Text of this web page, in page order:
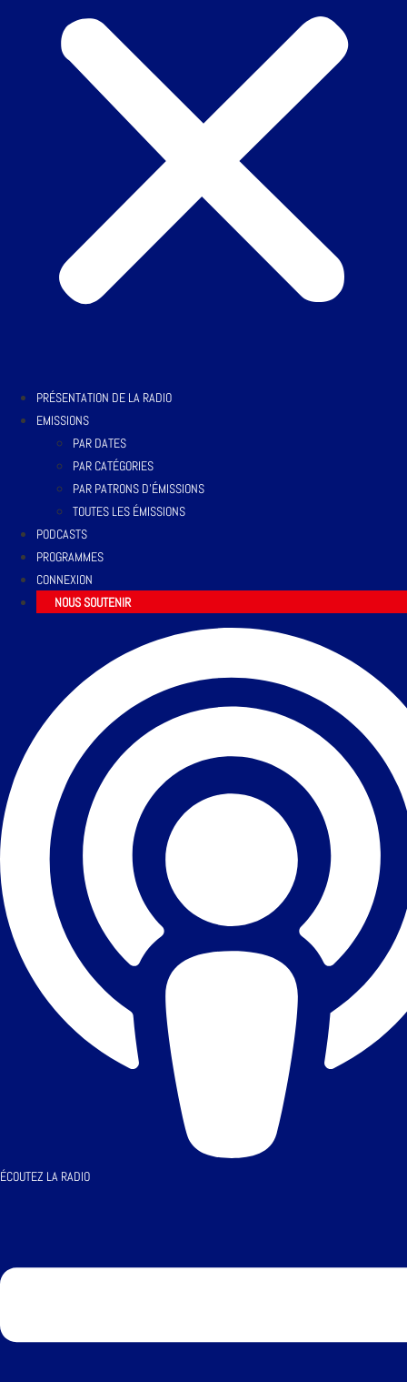
PRÉSENTATION DE LA RADIO
EMISSIONS
PAR DATES
PAR CATÉGORIES
PAR PATRONS D’ÉMISSIONS
TOUTES LES ÉMISSIONS
PODCASTS
PROGRAMMES
CONNEXION
NOUS SOUTENIR
ÉCOUTEZ LA RADIO